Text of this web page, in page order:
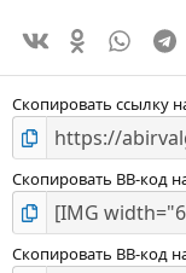
Ok
Скопировать ссылку
Скопировать BB-код
Скопировать BB-код